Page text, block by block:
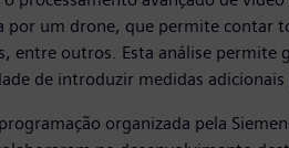
um drone, que permite contar
entre outros. Esta análise
de introduzir medidas
organizada pela